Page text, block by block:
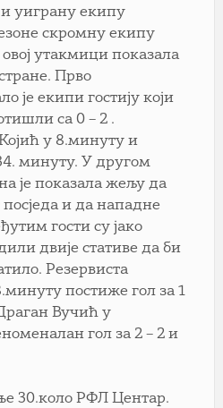
и уиграну екипу
скромну екипу
овој утакмици показала
Прво
је екипи гостију који
са 0 – 2 .
у 8.минуту и
минуту. У другом
је показала жељу да
и да нападне
гости су јако
двије стативе да би
Резервиста
постиже гол за 1
Вучић у
гол за 2 – 2 и
30.коло РФЛ Центар.